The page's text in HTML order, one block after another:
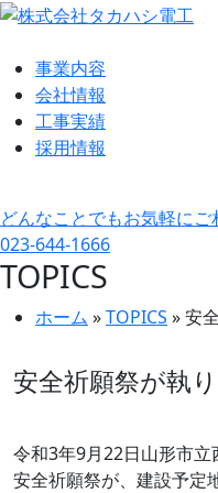
事業内容
会社情報
工事実績
採用情報
どんなことでもお気軽にご
023-644-1666
TOPICS
ホーム »TOPICS »安
安全祈願祭が執
令和3年9月22日山形市
安全祈願祭が、建設予定